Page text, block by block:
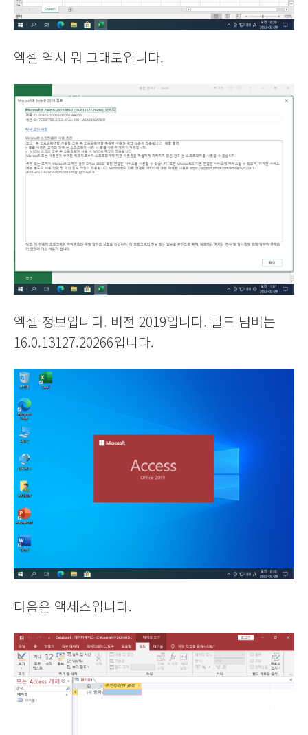
엑셀 역시 뭐 그대로입니다.
엑셀 정보입니다. 버전 2019입니다. 빌드 넘버는
16.0.13127.20266입니다.
다음은 액세스입니다.